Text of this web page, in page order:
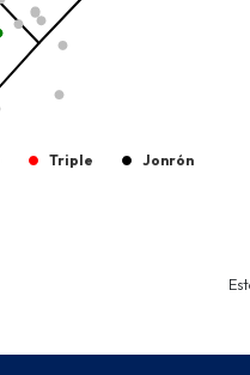
Triple Jonrón